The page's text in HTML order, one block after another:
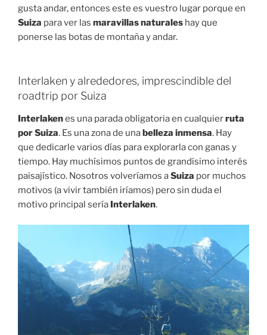
gusta andar, entonces este es vuestro lugar porque en
Suiza para ver las maravillas naturales hay que
ponerse las botas de montaña y andar.
Interlaken y alrededores, imprescindible del
roadtrip por Suiza
Interlakenes una parada obligatoria en cualquierruta
por Suiza. Es una zona de unabelleza inmensa. Hay
que dedicarle varios días para explorarla con ganas y
tiempo. Hay muchísimos puntos de grandísimo interés
paisajístico. Nosotros volveríamos aSuiza por muchos
motivos (a vivir también iríamos) pero sin duda el
motivo principal sería Interlaken.